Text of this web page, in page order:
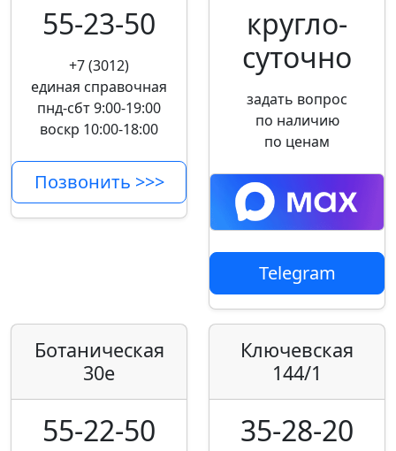
55-23-50
+7 (3012)
единая справочная
пнд-сбт 9:00-19:00
воскр 10:00-18:00
Позвонить >>>
кругло­
суточно
задать вопрос
по наличию
по ценам
Telegram
Ботаническая
30е
55-22-50
Ключевская
144/1
35-28-20